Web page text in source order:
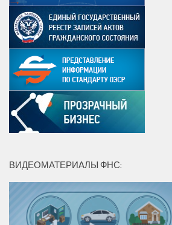
ВИДЕОМАТЕРИАЛЫ ФНС: